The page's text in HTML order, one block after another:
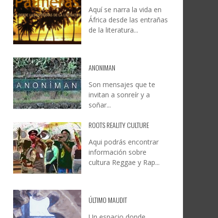
Y
DOCANARIAS CONVOCA A
INSTITUCIONES A REFLEXIONAR
SOBRE LA INTERNACIONALIZACIÓN
CREATIVA CANARIA, 6 AGOSTO, 2026
JESÚS RODRÍGUEZ FALCÓN:
NATURALEZA, CAMINO Y
FOTOGRAFÍA
Aquí se narra la vida en
África desde las entrañas
de la literatura...
ANONIMAN
Son mensajes que te
invitan a sonreír y a
soñar...
ROOTS REALITY CULTURE
Aqui podrás encontrar
información sobre
cultura Reggae y Rap...
ÚLTIMO MAUDIT